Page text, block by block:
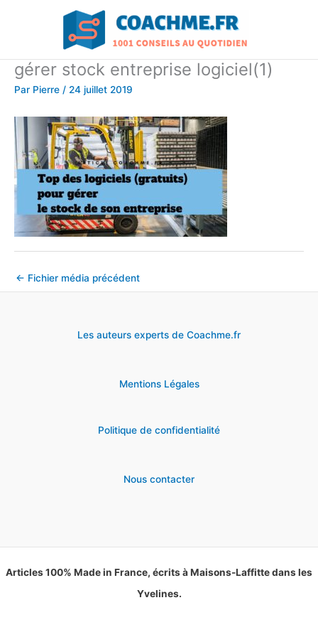
gérer stock entreprise logiciel(1)
Par Pierre / 24 juillet 2019
← Fichier média précédent
Les auteurs experts de Coachme.fr
Mentions Légales
Politique de confidentialité
Nous contacter
Articles 100% Made in France, écrits à Maisons-Laffitte dans les
Yvelines.